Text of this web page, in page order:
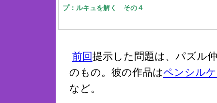
プ：ルキュを解く その４
前回提示した問題は、パズル
のもの。彼の作品はペンシル
など。